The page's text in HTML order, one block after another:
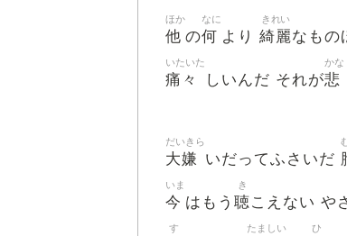
他
ほか
の何
なに
より 綺麗
きれい
なもの
痛々
いたいた
しいんだ それが悲
かな
大嫌
だいきら
いだってふさいだ
今
いま
はもう 聴
き
こえない や
す たましい ひ